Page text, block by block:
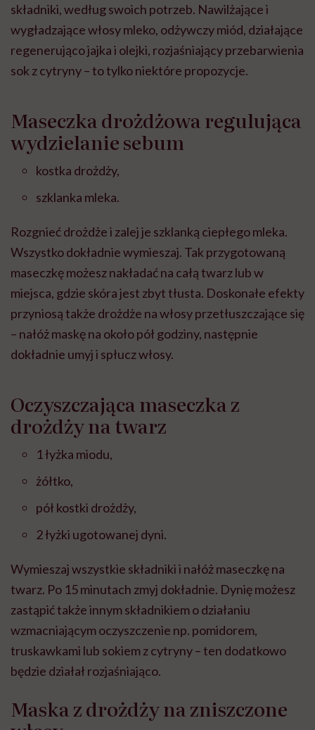
składniki, według swoich potrzeb. Nawilżające i
wygładzające włosy mleko, odżywczy miód, działające
regenerująco jajka i olejki, rozjaśniający przebarwienia
sok z cytryny – to tylko niektóre propozycje.
Maseczka drożdżowa regulująca
wydzielanie sebum
kostka drożdży,
szklanka mleka.
Rozgnieć drożdże i zalej je szklanką ciepłego mleka.
Wszystko dokładnie wymieszaj. Tak przygotowaną
maseczkę możesz nakładać na całą twarz lub w
miejsca, gdzie skóra jest zbyt tłusta. Doskonałe efekty
przyniosą także drożdże na włosy przetłuszczające się
– nałóż maskę na około pół godziny, następnie
dokładnie umyj i spłucz włosy.
Oczyszczająca maseczka z
drożdży na twarz
1 łyżka miodu,
żółtko,
pół kostki drożdży,
2 łyżki ugotowanej dyni.
Wymieszaj wszystkie składniki i nałóż maseczkę na
twarz. Po 15 minutach zmyj dokładnie. Dynię możesz
zastąpić także innym składnikiem o działaniu
wzmacniającym oczyszczenie np. pomidorem,
truskawkami lub sokiem z cytryny – ten dodatkowo
będzie działał rozjaśniająco.
Maska z drożdży na zniszczone